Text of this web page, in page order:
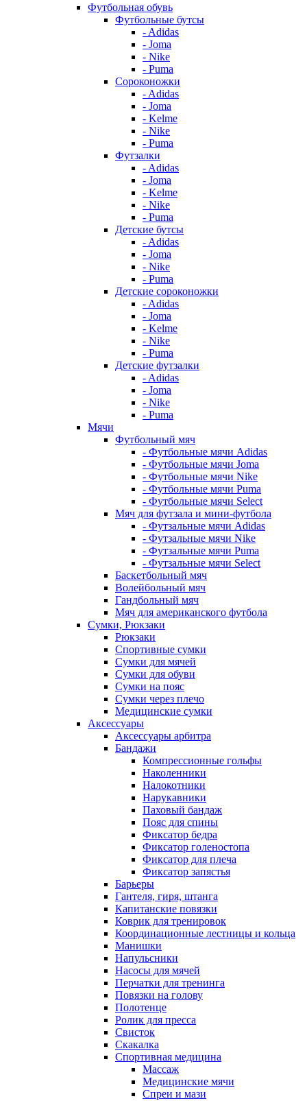
Футбольная обувь
Футбольные бутсы
- Adidas
- Joma
- Nike
- Puma
Сороконожки
- Adidas
- Joma
- Kelme
- Nike
- Puma
Футзалки
- Adidas
- Joma
- Kelme
- Nike
- Puma
Детские бутсы
- Adidas
- Joma
- Nike
- Puma
Детские сороконожки
- Adidas
- Joma
- Kelme
- Nike
- Puma
Детские футзалки
- Adidas
- Joma
- Nike
- Puma
Мячи
Футбольный мяч
- Футбольные мячи Adidas
- Футбольные мячи Joma
- Футбольные мячи Nike
- Футбольные мячи Puma
- Футбольные мячи Select
Мяч для футзала и мини-футбола
- Футзальные мячи Adidas
- Футзальные мячи Nike
- Футзальные мячи Puma
- Футзальные мячи Select
Баскетбольный мяч
Волейбольный мяч
Гандбольный мяч
Мяч для американского футбола
Сумки, Рюкзаки
Рюкзаки
Спортивные сумки
Сумки для мячей
Сумки для обуви
Сумки на пояс
Сумки через плечо
Медицинские сумки
Аксессуары
Аксессуары арбитра
Бандажи
Компрессионные гольфы
Наколенники
Налокотники
Нарукавники
Паховый бандаж
Пояс для спины
Фиксатор бедра
Фиксатор голеностопа
Фиксатор для плеча
Фиксатор запястья
Барьеры
Гантеля, гиря, штанга
Капитанские повязки
Коврик для тренировок
Координационные лестницы и кольца
Манишки
Напульсники
Насосы для мячей
Перчатки для тренинга
Повязки на голову
Полотенце
Ролик для пресса
Свисток
Скакалка
Спортивная медицина
Массаж
Медицинские мячи
Спреи и мази